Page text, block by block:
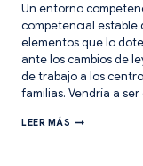
Un entorno
competencial estable
elementos que lo
ante los cambios de
de trabajo a los
familias. Vendría a
LEER MÁS UN